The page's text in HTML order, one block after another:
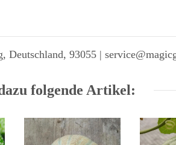
93055 |
folgende Artikel: